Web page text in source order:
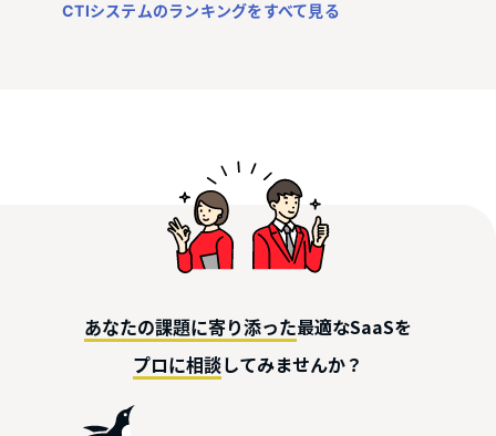
CTIシステムのランキングをすべて見る
あなたの課題に寄り添った最適なSaaSを
プロに相談してみませんか？